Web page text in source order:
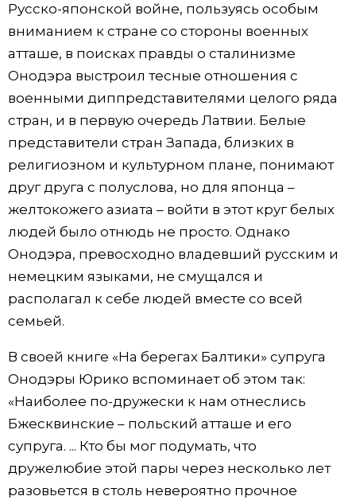
Русско-японской войне, пользуясь особым
вниманием к стране со стороны военных
атташе, в поисках правды о сталинизме
Онодэра выстроил тесные отношения с
военными диппредставителями целого ряда
стран, и в первую очередь Латвии. Белые
представители стран Запада, близких в
религиозном и культурном плане, понимают
друг друга с полуслова, но для японца –
желтокожего азиата – войти в этот круг белых
людей было отнюдь не просто. Однако
Онодэра, превосходно владевший русским и
немецким языками, не смущался и
располагал к себе людей вместе со всей
семьей.
В своей книге «На берегах Балтики» супруга
Онодэры Юрико вспоминает об этом так:
«Наиболее по-дружески к нам отнеслись
Бжесквинские – польский атташе и его
супруга. ... Кто бы мог подумать, что
дружелюбие этой пары через несколько лет
разовьется в столь невероятно прочное